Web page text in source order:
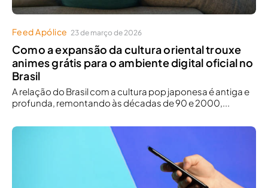
Feed Apólice 23 de março de 2026
Como a expansão da cultura oriental trouxe
animes grátis para o ambiente digital oficial no
Brasil
A relação do Brasil com a cultura pop japonesa é antiga e
profunda, remontando às décadas de 90 e 2000,...